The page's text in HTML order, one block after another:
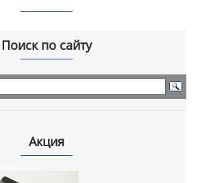
Поиск по сайту
Акция